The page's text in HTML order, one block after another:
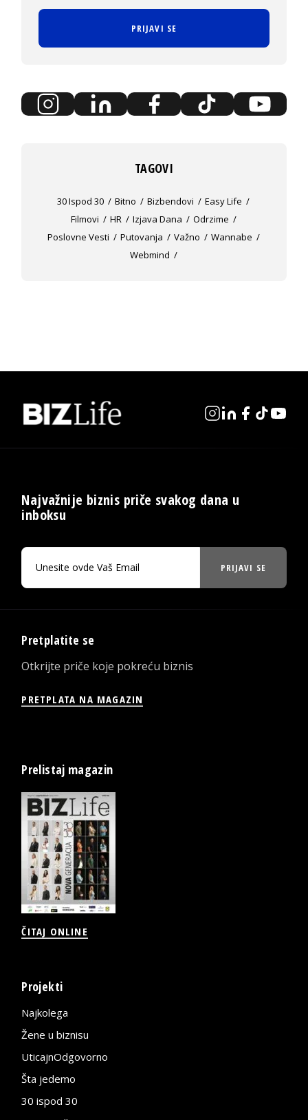
PRIJAVI SE
TAGOVI
30 Ispod 30 Bitno Bizbendovi
Easy Life
Filmovi
HR Izjava Dana
Odrzime
Poslovne Vesti
Putovanja Važno
Wannabe
Webmind
Najvažnije biznis priče svakog dana u
inboksu
PRIJAVI SE
Pretplatite se
Otkrijte priče koje pokreću biznis
PRETPLATA NA MAGAZIN
Prelistaj magazin
ČITAJ ONLINE
Projekti
Najkolega
Žene u biznisu
UticajnOdgovorno
Šta jedemo
30 ispod 30